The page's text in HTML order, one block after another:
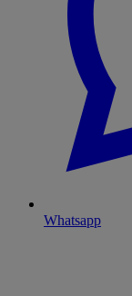
Whatsapp